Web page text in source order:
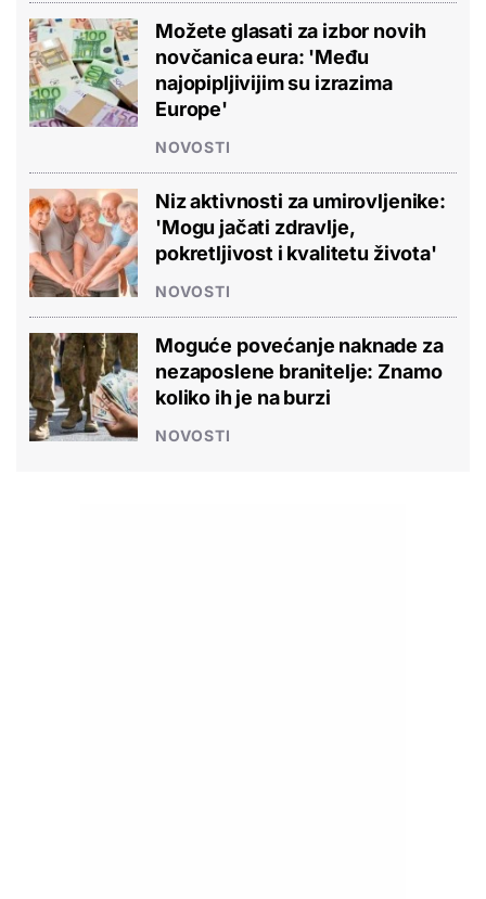
Možete glasati za izbor novih
novčanica eura: 'Među
najopipljivijim su izrazima
Europe'
NOVOSTI
Niz aktivnosti za umirovljenike:
'Mogu jačati zdravlje,
pokretljivost i kvalitetu života'
NOVOSTI
Moguće povećanje naknade za
nezaposlene branitelje: Znamo
koliko ih je na burzi
NOVOSTI